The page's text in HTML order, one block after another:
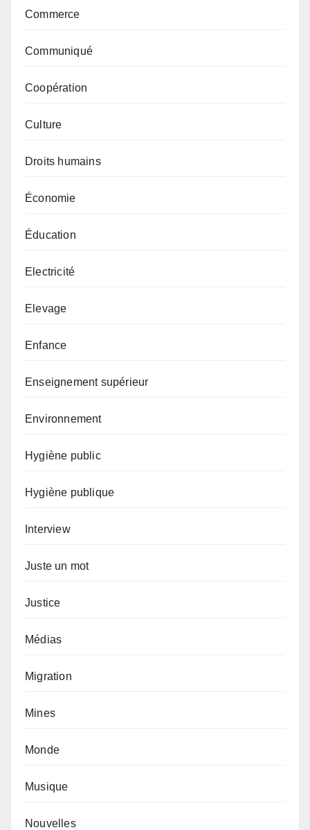
Commerce
Communiqué
Coopération
Culture
Droits humains
Économie
Éducation
Electricité
Elevage
Enfance
Enseignement supérieur
Environnement
Hygiène public
Hygiène publique
Interview
Juste un mot
Justice
Médias
Migration
Mines
Monde
Musique
Nouvelles